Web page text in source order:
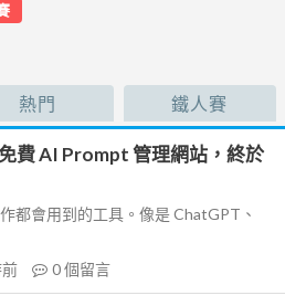
熱門 鐵人賽
費 AI Prompt 管理網站，終於
都會用到的工具。像是 ChatGPT、
0個留言